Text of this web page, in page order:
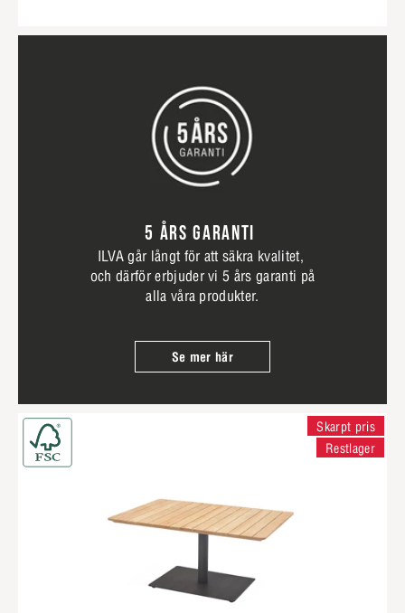
5 ÅRS GARANTI
ILVA går långt för att säkra kvalitet,
och därför erbjuder vi 5 års garanti på
alla våra produkter.
Se mer här
Skarpt pris
Restlager